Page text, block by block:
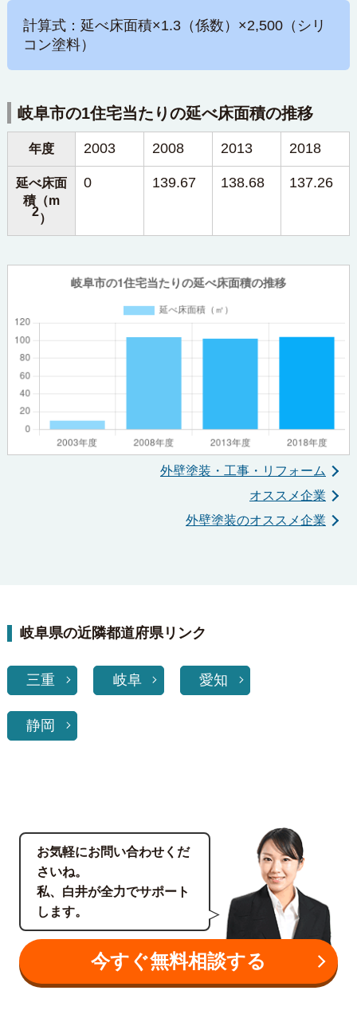
計算式：延べ床面積×1.3（係数）×2,500（シリ
コン塗料）
岐阜市の1住宅当たりの延べ床面積の推移
年度 2003 2008 2013 2018
延べ床面
積（m
2）
0 139.67 138.68 137.26
外壁塗装・工事・リフォーム
オススメ企業
外壁塗装のオススメ企業
岐阜県の近隣都道府県リンク
三重 岐阜 愛知
静岡
お気軽にお問い合わせくだ
さいね。
私、白井が全力でサポート
します。
今すぐ無料相談する